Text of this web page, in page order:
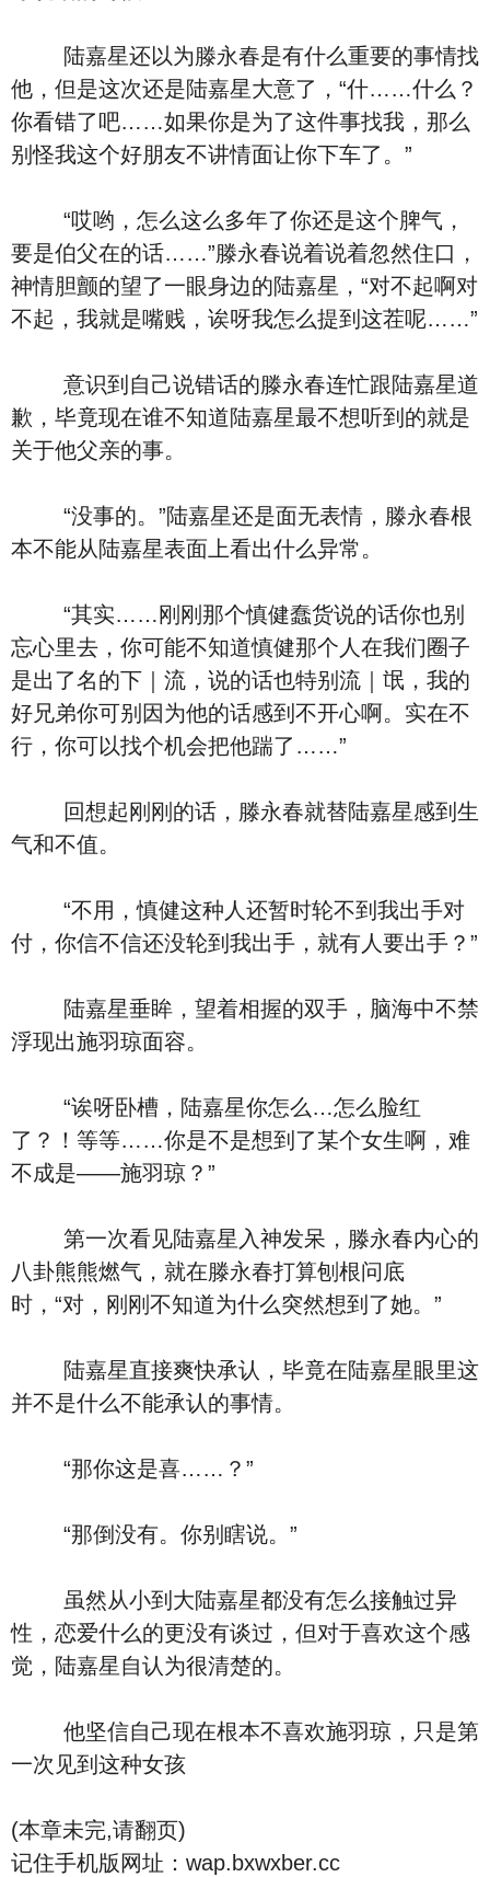
陆嘉星还以为滕永春是有什么重要的事情找
他，但是这次还是陆嘉星大意了，“什……什么？
你看错了吧……如果你是为了这件事找我，那么
别怪我这个好朋友不讲情面让你下车了。”
“哎哟，怎么这么多年了你还是这个脾气，
要是伯父在的话……”滕永春说着说着忽然住口，
神情胆颤的望了一眼身边的陆嘉星，“对不起啊对
不起，我就是嘴贱，诶呀我怎么提到这茬呢……”
意识到自己说错话的滕永春连忙跟陆嘉星道
歉，毕竟现在谁不知道陆嘉星最不想听到的就是
关于他父亲的事。
“没事的。”陆嘉星还是面无表情，滕永春根
本不能从陆嘉星表面上看出什么异常。
“其实……刚刚那个慎健蠢货说的话你也别
忘心里去，你可能不知道慎健那个人在我们圈子
是出了名的下｜流，说的话也特别流｜氓，我的
好兄弟你可别因为他的话感到不开心啊。实在不
行，你可以找个机会把他踹了……”
回想起刚刚的话，滕永春就替陆嘉星感到生
气和不值。
“不用，慎健这种人还暂时轮不到我出手对
付，你信不信还没轮到我出手，就有人要出手？”
陆嘉星垂眸，望着相握的双手，脑海中不禁
浮现出施羽琼面容。
“诶呀卧槽，陆嘉星你怎么…怎么脸红
了？！等等……你是不是想到了某个女生啊，难
不成是——施羽琼？”
第一次看见陆嘉星入神发呆，滕永春内心的
八卦熊熊燃气，就在滕永春打算刨根问底
时，“对，刚刚不知道为什么突然想到了她。”
陆嘉星直接爽快承认，毕竟在陆嘉星眼里这
并不是什么不能承认的事情。
“那你这是喜……？”
“那倒没有。你别瞎说。”
虽然从小到大陆嘉星都没有怎么接触过异
性，恋爱什么的更没有谈过，但对于喜欢这个感
觉，陆嘉星自认为很清楚的。
他坚信自己现在根本不喜欢施羽琼，只是第
一次见到这种女孩
(本章未完,请翻页)
记住手机版网址：wap.bxwxber.cc